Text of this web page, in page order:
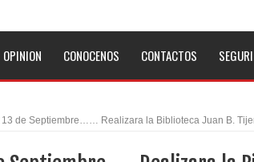
OPINION CONOCENOS CONTACTOS
13 de Septiembre…… Realizara la Biblioteca Juan B.